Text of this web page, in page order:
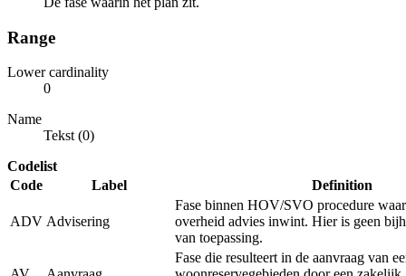
Range
Lower cardinality
0
Name
Tekst (0)
Codelist
Code
Label Definition
ADV Advisering
Fase binnen HOV/SVO procedure
overheid advies inwint. Hier is geen
van toepassing.
Fase die resulteert in de aanvraag van